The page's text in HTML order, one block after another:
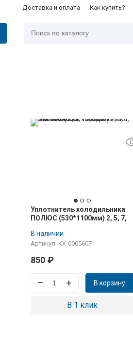
Доставка и оплата Как купить?
Уплотнитель холодильника
ПОЛЮС (530*1100мм) 2, 5, 7,
0002301000
В наличии
Артикул: КХ-0005607
850 ₽
– + В корзину
В 1 клик